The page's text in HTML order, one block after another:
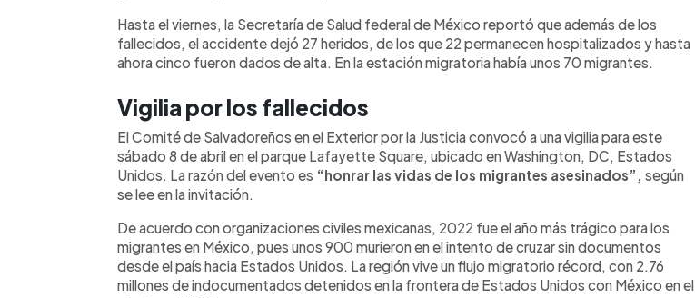
Hasta el viernes, la Secretaría de Salud federal de México reportó que además de los
fallecidos, el accidente dejó 27 heridos, de los que 22 permanecen hospitalizados y hasta
ahora cinco fueron dados de alta. En la estación migratoria había unos 70 migrantes.
Vigilia por los fallecidos
El Comité de Salvadoreños en el Exterior por la Justicia convocó a una vigilia para este
sábado 8 de abril en el parque Lafayette Square, ubicado en Washington, DC, Estados
Unidos. La razón del evento es “honrar las vidas de los migrantes asesinados”, según
se lee en la invitación.
De acuerdo con organizaciones civiles mexicanas, 2022 fue el año más trágico para los
migrantes en México, pues unos 900 murieron en el intento de cruzar sin documentos
desde el país hacia Estados Unidos. La región vive un flujo migratorio récord, con 2.76
millones de indocumentados detenidos en la frontera de Estados Unidos con México en el